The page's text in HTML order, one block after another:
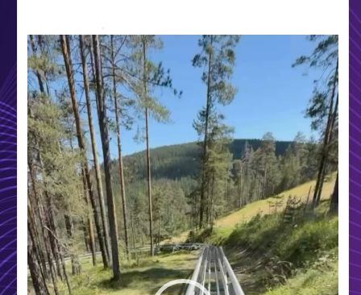
видео
записа